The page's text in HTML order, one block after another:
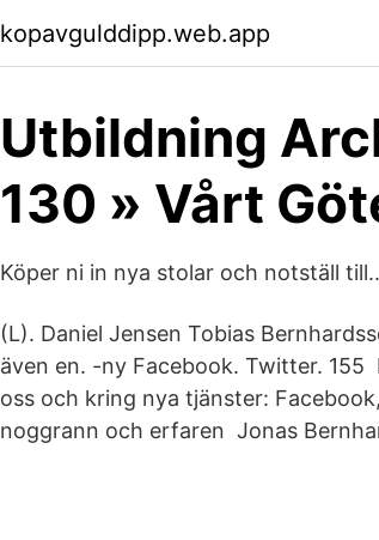
kopavgulddipp.web.app
Utbildning
130 » Vårt
Köper ni in nya stolar och notställ
(L). Daniel Jensen Tobias
även en. -ny Facebook. Twitter.
oss och kring nya tjänster: